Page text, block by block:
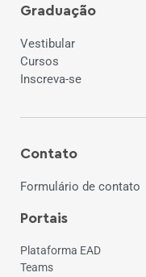
Graduação
Vestibular
Cursos
Inscreva-se
Contato
Formulário de contato
Portais
Plataforma EAD
Teams